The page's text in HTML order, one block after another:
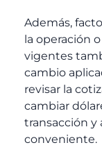
Además,
la operación
vigentes
cambio
revisar la
cambiar
transacción y
conveniente.